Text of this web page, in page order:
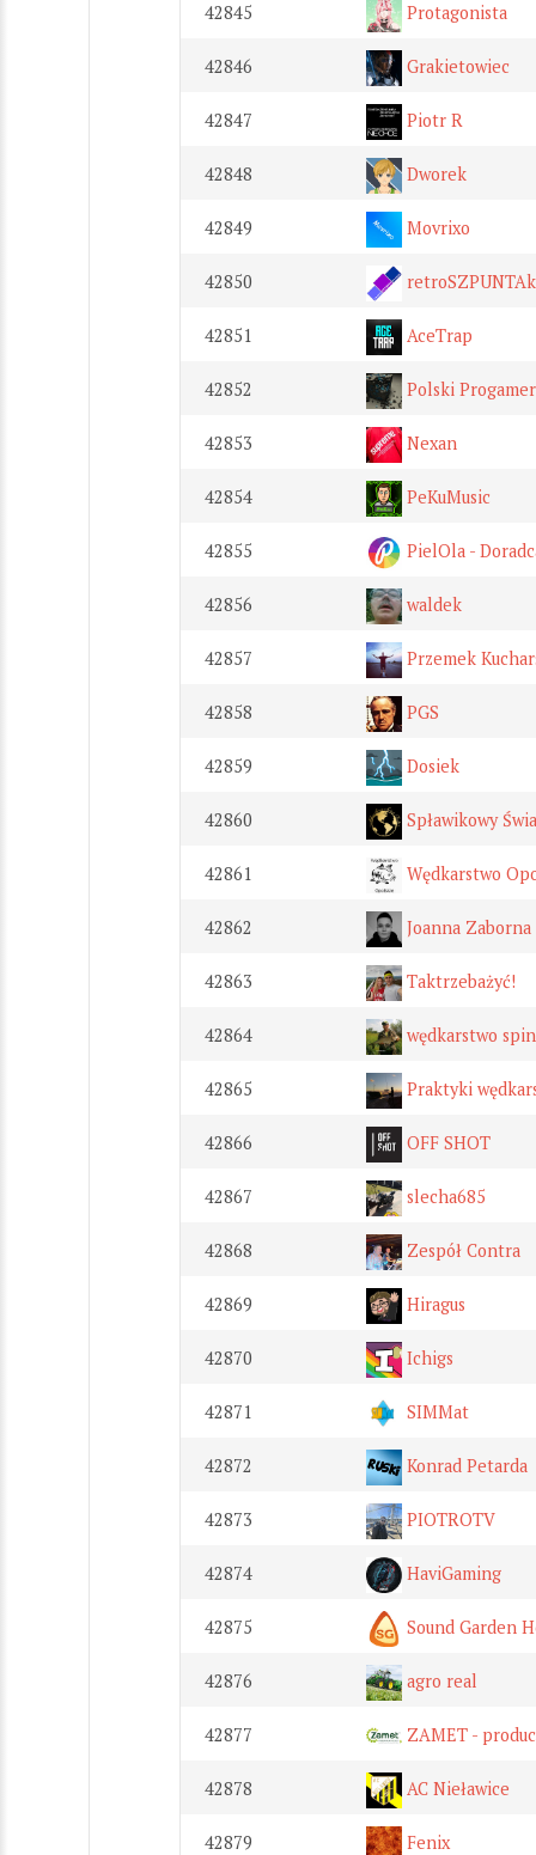
42845 Protagonista
42846 Grakietowiec
42847 Piotr R
42848 Dworek
42849 Movrixo
42850
42851 AceTrap
42852 Polski Progamer
42853 Nexan
42854 PeKuMusic
42855 PielOla -
42856 waldek
42857 Przemek
42858 PGS
42859 Dosiek
42860 Spławikowy
42861 Wędkarstwo
42862 Joanna Zaborna
42863 Taktrzebażyć!
42864 wędkarstwo
42865 Praktyki
42866 OFF SHOT
42867 slecha685
42868 Zespół Contra
42869 Hiragus
42870 Ichigs
42871 SIMMat
42872 Konrad Petarda
42873 PIOTROTV
42874 HaviGaming
42875 Sound Garden
42876 agro real
42877 ZAMET -
42878 AC Nieławice
42879 Fenix